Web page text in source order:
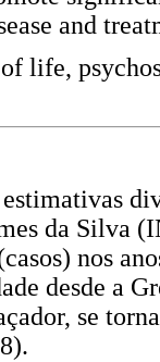
and
life,
da Silva
nos
desde a
se